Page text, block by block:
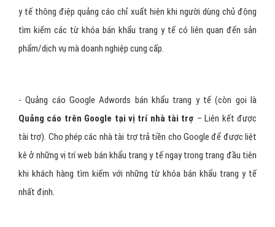
y tế thông điệp quảng cáo chỉ xuất hiện khi người dùng chủ động
tìm kiếm các từ khóa bán khẩu trang y tế có liên quan đến sản
phẩm/dịch vụ mà doanh nghiệp cung cấp.
- Quảng cáo Google Adwords bán khẩu trang y tế (còn gọi là
Quảng cáo trên Google tại vị trí nhà tài trợ – Liên kết được
tài trợ). Cho phép các nhà tài trợ trả tiền cho Google để được liệt
kê ở những vị trí web bán khẩu trang y tế ngay trong trang đầu tiên
khi khách hàng tìm kiếm với những từ khóa bán khẩu trang y tế
nhất định.